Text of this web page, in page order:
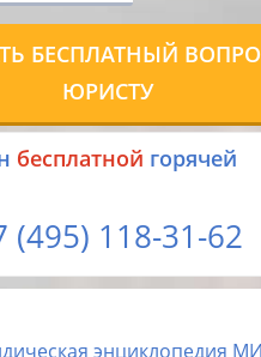
БЕСПЛАТНЫЙ
ЮРИСТУ
бесплатной горячей
(495) 118-31-62
энциклопедия